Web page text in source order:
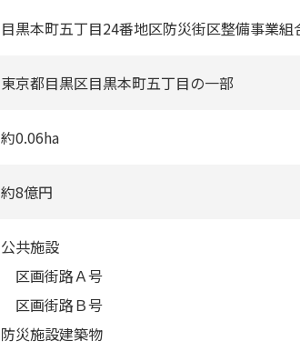
⽬黒本町五丁⽬24番地区防災街区整備事業組
東京都⽬黒区⽬黒本町五丁⽬の⼀部
約0.06ha
約8億円
公共施設
区画街路Ａ号
区画街路Ｂ号
防災施設建築物